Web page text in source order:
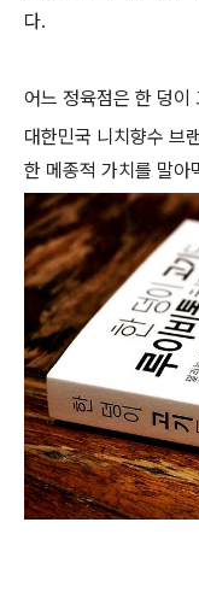
다.
어느 정육점은 한 덩이
대한민국 니치향수 브
한 메종적 가치를 말아